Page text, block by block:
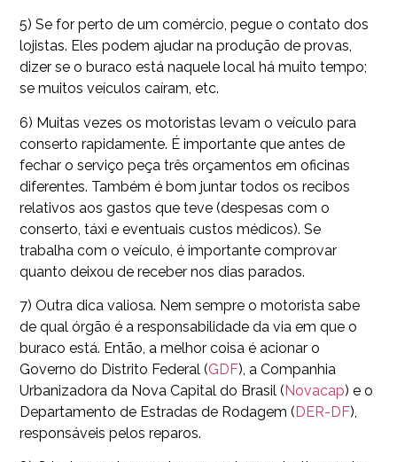
5) Se for perto de um comércio, pegue o contato dos
lojistas. Eles podem ajudar na produção de provas,
dizer se o buraco está naquele local há muito tempo;
se muitos veículos caíram, etc.
6) Muitas vezes os motoristas levam o veículo para
conserto rapidamente. É importante que antes de
fechar o serviço peça três orçamentos em oficinas
diferentes. Também é bom juntar todos os recibos
relativos aos gastos que teve (despesas com o
conserto, táxi e eventuais custos médicos). Se
trabalha com o veículo, é importante comprovar
quanto deixou de receber nos dias parados.
7) Outra dica valiosa. Nem sempre o motorista sabe
de qual órgão é a responsabilidade da via em que o
buraco está. Então, a melhor coisa é acionar o
Governo do Distrito Federal (GDF), a Companhia
Urbanizadora da Nova Capital do Brasil (Novacap) e o
Departamento de Estradas de Rodagem (DER-DF),
responsáveis pelos reparos.